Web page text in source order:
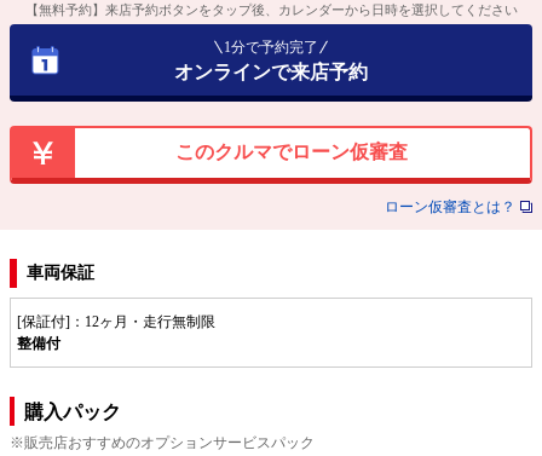
【無料予約】来店予約ボタンをタップ後、カレンダーから日時を選択してください
1分で予約完了
オンラインで来店予約
このクルマでローン仮審査
ローン仮審査とは？
車両保証
[保証付]：12ヶ月・走行無制限
整備付
購入パック
※販売店おすすめのオプションサービスパック